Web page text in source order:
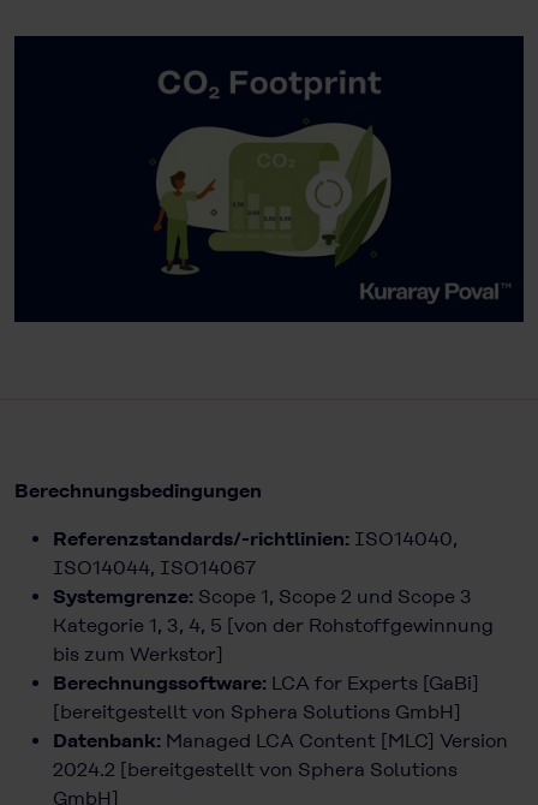
Berechnungsbedingungen
Referenzstandards/-richtlinien: ISO14040,
ISO14044, ISO14067
Systemgrenze: Scope 1, Scope 2 und Scope 3
Kategorie 1, 3, 4, 5 [von der Rohstoffgewinnung
bis zum Werkstor]
Berechnungssoftware: LCA for Experts [GaBi]
[bereitgestellt von Sphera Solutions GmbH]
Datenbank: Managed LCA Content [MLC] Version
2024.2 [bereitgestellt von Sphera Solutions
GmbH]